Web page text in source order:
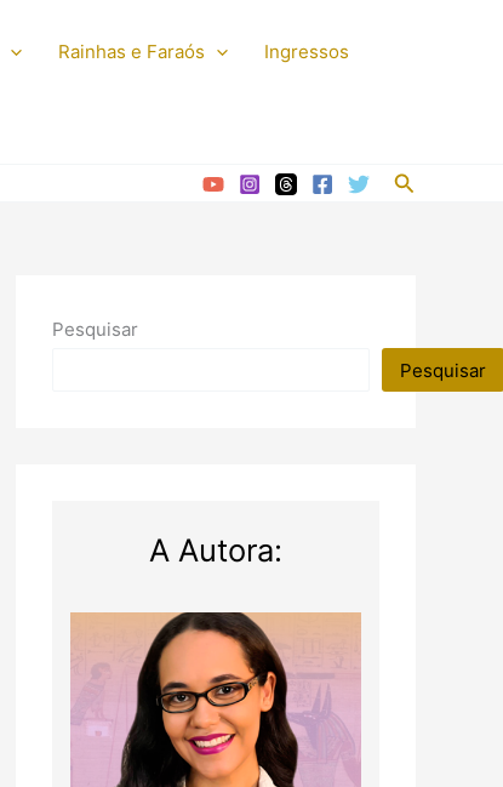
Rainhas e Faraós Ingressos
Pesquisar
Pesquisar
Pesquisar
A Autora: